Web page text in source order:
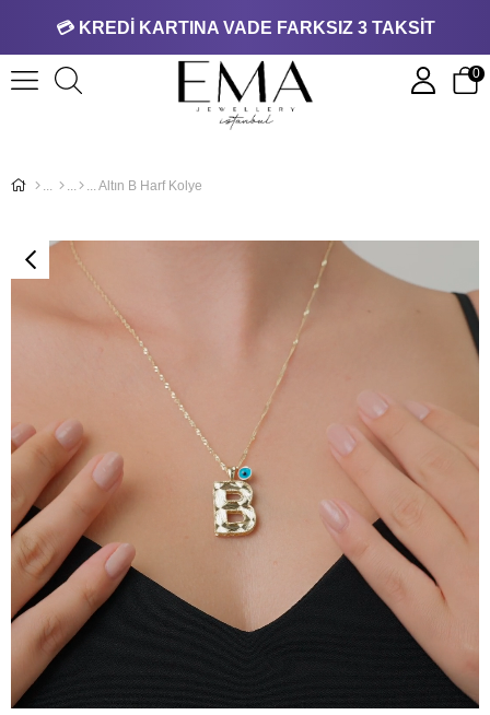
💳 KREDİ KARTINA VADE FARKSIZ 3 TAKSİT
0
Altın B Harf Kolye